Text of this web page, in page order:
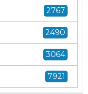
2767
2490
3064
7921